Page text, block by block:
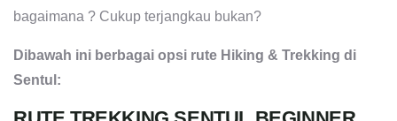
bagaimana ? Cukup terjangkau bukan?
Dibawah ini berbagai opsi rute Hiking & Trekking di
Sentul: